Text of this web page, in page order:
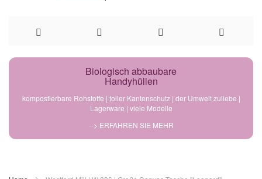
Direkt
Biologisch abbaubare
Handyhüllen
kompostierbare Rohstoffe | toller Kantenschutz | der Umwelt zuliebe |
Lagerware | viele Modelle
--> ERFAHREN SIE MEHR